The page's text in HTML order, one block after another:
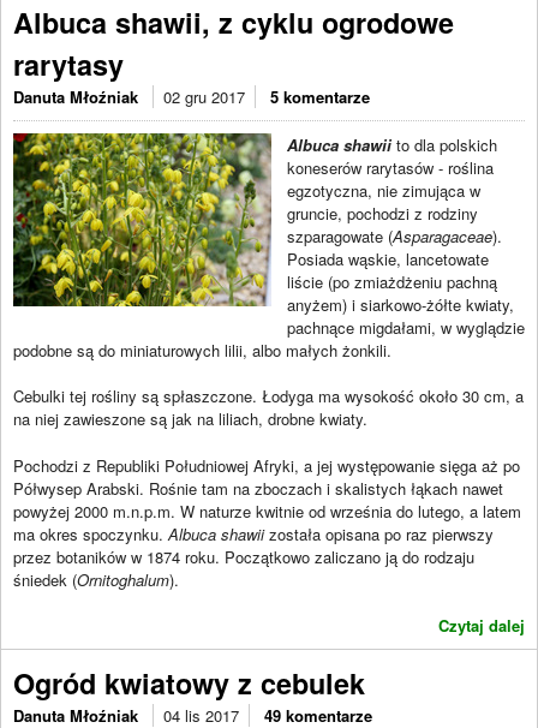
Albuca shawii, z cyklu ogrodowe
rarytasy
Danuta Młoźniak 02 gru 2017 5 komentarze
Albuca shawii to dla polskich
koneserów rarytasów - roślina
egzotyczna, nie zimująca w
gruncie, pochodzi z rodziny
szparagowate (Asparagaceae).
Posiada wąskie, lancetowate
liście (po zmiażdżeniu pachną
anyżem) i siarkowo-żółte kwiaty,
pachnące migdałami, w wyglądzie
podobne są do miniaturowych lilii, albo małych żonkili.
Cebulki tej rośliny są spłaszczone. Łodyga ma wysokość około 30 cm, a
na niej zawieszone są jak na liliach, drobne kwiaty.
Pochodzi z Republiki Południowej Afryki, a jej występowanie sięga aż po
Półwysep Arabski. Rośnie tam na zboczach i skalistych łąkach nawet
powyżej 2000 m.n.p.m. W naturze kwitnie od września do lutego, a latem
ma okres spoczynku. Albuca shawiizostała opisana po raz pierwszy
przez botaników w 1874 roku. Początkowo zaliczano ją do rodzaju
śniedek (Ornitoghalum).
Czytaj dalej
Ogród kwiatowy z cebulek
Danuta Młoźniak 04 lis 2017 49 komentarze